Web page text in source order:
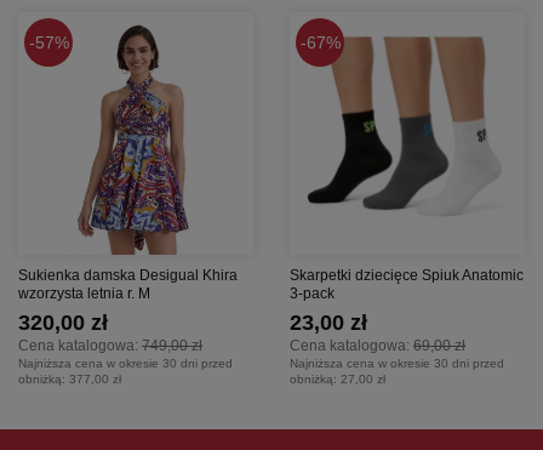
57%
Sukienka damska Desigual Khira
wzorzysta letnia r. M
Cena katalogowa: 749,00 zł
320,00 zł
Najniższa cena w okresie 30 dni przed
obniżką: 377,00 zł
67%
Skarpetki dziecięce Spiuk Anatomic
3-pack
Cena katalogowa: 69,00 zł
23,00 zł
Najniższa cena w okresie 30 dni przed
obniżką: 27,00 zł